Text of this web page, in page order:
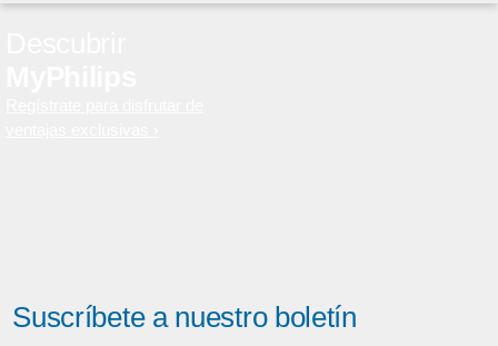
Suscríbete a nuestro boletín